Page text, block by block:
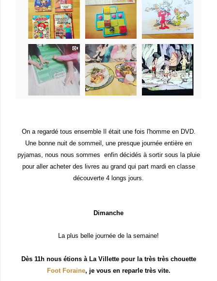
On a regardé tous ensemble Il était une fois l'homme en DVD.
Une bonne nuit de sommeil, une presque journée entière en
pyjamas, nous nous sommes enfin décidés à sortir sous la pluie
pour aller acheter des livres au grand qui part mardi en classe
découverte 4 longs jours.
Dimanche
La plus belle journée de la semaine!
Dès 11h nous étions à La Villette pour la très très chouette
Foot Foraine, je vous en reparle très vite.